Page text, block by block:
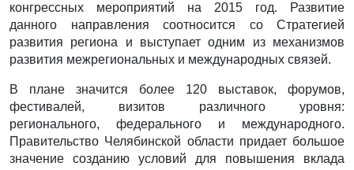
конгрессных мероприятий на 2015 год. Развитие
данного направления соотносится со Стратегией
развития региона и выступает одним из механизмов
развития межрегиональных и международных связей.
В плане значится более 120 выставок, форумов,
фестивалей, визитов различного уровня:
регионального, федерального и международного.
Правительство Челябинской области придает большое
значение созданию условий для повышения вклада